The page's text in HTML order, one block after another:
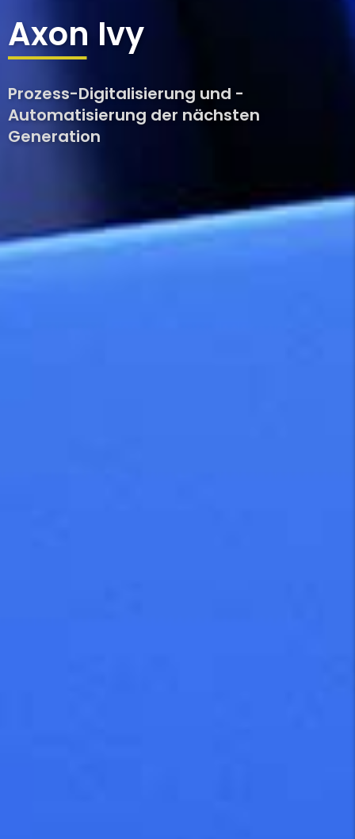
Axon Ivy
Prozess-Digitalisierung und -
Automatisierung der nächsten
Generation